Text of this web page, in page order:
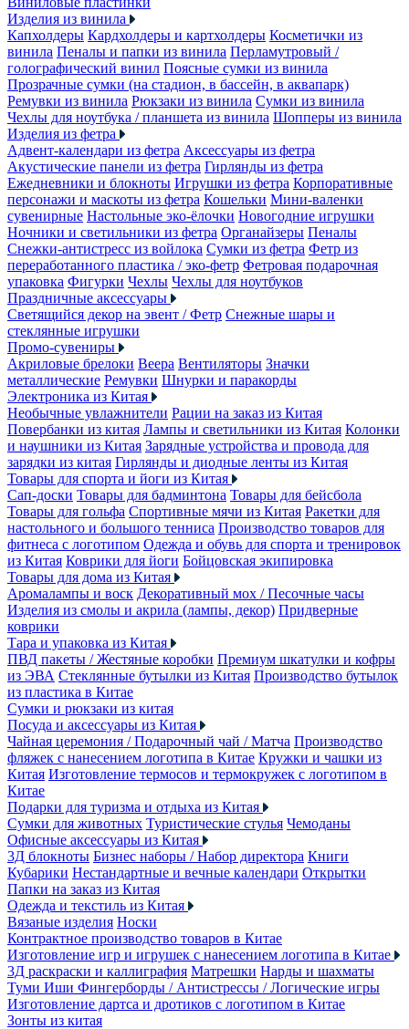
Изделия из винила
Капхолдеры Кардхолдеры и картхолдеры Косметички из
винила Пеналы и папки из винила Перламутровый /
голографический винил Поясные сумки из винила
Прозрачные сумки (на стадион, в бассейн, в аквапарк)
Ремувки из винила Рюкзаки из винила Сумки из винила
Чехлы для ноутбука / планшета из винила Шопперы из винила
Изделия из фетра
Адвент-календари из фетра Аксессуары из фетра
Акустические панели из фетра Гирлянды из фетра
Ежедневники и блокноты Игрушки из фетра Корпоративные
персонажи и маскоты из фетра Кошельки Мини-валенки
сувенирные Настольные эко-ёлочки Новогодние игрушки
Ночники и светильники из фетра Органайзеры Пеналы
Снежки-антистресс из войлока Сумки из фетра Фетр из
переработанного пластика / эко-фетр Фетровая подарочная
упаковка Фигурки Чехлы Чехлы для ноутбуков
Праздничные аксессуары
Светящийся декор на эвент / Фетр Снежные шары и
стеклянные игрушки
Промо-сувениры
Акриловые брелоки Веера Вентиляторы Значки
металлические Ремувки Шнурки и паракорды
Электроника из Китая
Необычные увлажнители Рации на заказ из Китая
Повербанки из китая Лампы и светильники из Китая Колонки
и наушники из Китая Зарядные устройства и провода для
зарядки из китая Гирлянды и диодные ленты из Китая
Товары для спорта и йоги из Китая
Сап-доски Товары для бадминтона Товары для бейсбола
Товары для гольфа Спортивные мячи из Китая Ракетки для
настольного и большого тенниса Производство товаров для
фитнеса с логотипом Одежда и обувь для спорта и тренировок
из Китая Коврики для йоги Бойцовская экипировка
Товары для дома из Китая
Аромалампы и воск Декоративный мох / Песочные часы
Изделия из смолы и акрила (лампы, декор) Придверные
коврики
Тара и упаковка из Китая
ПВД пакеты / Жестяные коробки Премиум шкатулки и кофры
из ЭВА Стеклянные бутылки из Китая Производство бутылок
из пластика в Китае
Сумки и рюкзаки из китая
Посуда и аксессуары из Китая
Чайная церемония / Подарочный чай / Матча Производство
фляжек с нанесением логотипа в Китае Кружки и чашки из
Китая Изготовление термосов и термокружек с логотипом в
Китае
Подарки для туризма и отдыха из Китая
Сумки для животных Туристические стулья Чемоданы
Офисные аксессуары из Китая
3Д блокноты Бизнес наборы / Набор директора Книги
Кубарики Нестандартные и вечные календари Открытки
Папки на заказ из Китая
Одежда и текстиль из Китая
Вязаные изделия Носки
Контрактное производство товаров в Китае
Изготовление игр и игрушек с нанесением логотипа в Китае
3Д раскраски и каллиграфия Матрешки Нарды и шахматы
Туми Иши Фингерборды / Антистрессы / Логические игры
Изготовление дартса и дротиков с логотипом в Китае
Зонты из китая